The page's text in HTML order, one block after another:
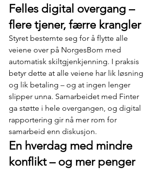
Felles digital overgang –
flere tjener, færre krangler
Styret bestemte seg for å flytte alle
veiene over på NorgesBom med
automatisk skiltgjenkjenning. I praksis
betyr dette at alle veiene har lik løsning
og lik betaling – og at ingen lenger
slipper unna. Samarbeidet med Finter
ga støtte i hele overgangen, og digital
rapportering gir nå mer rom for
samarbeid enn diskusjon.
En hverdag med mindre
konflikt – og mer penger